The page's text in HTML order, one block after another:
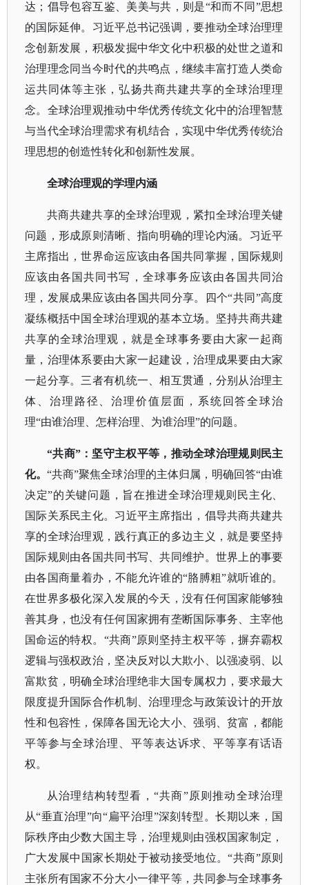
达；倡导包容互鉴、美美与共，则是“和而不同”思想
的国际延伸。习近平总书记强调，要推动全球治理理
念创新发展，积极发掘中华文化中积极的处世之道和
治理理念同当今时代的共鸣点，继续丰富打造人类命
运共同体等主张，弘扬共商共建共享的全球治理理
念。全球治理观推动中华优秀传统文化中的治理智慧
与当代全球治理需求有机结合，实现中华优秀传统治
理思想的创造性转化和创新性发展。
全球治理观的学理内涵
共商共建共享的全球治理观，紧扣全球治理关键
问题，形成原则清晰、指向明确的理论内涵。习近平
主席指出，世界命运应该由各国共同掌握，国际规则
应该由各国共同书写，全球事务应该由各国共同治
理，发展成果应该由各国共同分享。四个“共同”高度
凝练概括中国全球治理观的基本立场。坚持共商共建
共享的全球治理观，就是全球事务要由大家一起商
量，治理体系要由大家一起建设，治理成果要由大家
一起分享。三者有机统一、相互贯通，分别从治理主
体、治理路径、治理价值层面，系统回答全球治
理“由谁治理、怎样治理、为谁治理”的问题。
“共商”：坚守主权平等，推动全球治理规则民主
化。“共商”聚焦全球治理的主体归属，明确回答“由谁
决定”的关键问题，旨在推进全球治理规则民主化、
国际关系民主化。习近平主席指出，倡导共商共建共
享的全球治理观，践行真正的多边主义，就是要坚持
国际规则由各国共同书写、共同维护。世界上的事要
由各国商量着办，不能允许谁的“胳膊粗”就听谁的。
在世界多极化深入发展的今天，没有任何国家能够独
善其身，也没有任何国家拥有垄断国际事务、主宰他
国命运的特权。“共商”原则坚持主权平等，摒弃霸权
逻辑与强权政治，坚决反对以大欺小、以强凌弱、以
富欺贫，明确全球治理绝非大国专属权力，要求最大
限度提升国际合作机制、治理理念与政策设计的开放
性和包容性，保障各国无论大小、强弱、贫富，都能
平等参与全球治理、平等表达诉求、平等享有话语
权。
从治理结构转型看， “共商”原则推动全球治理
从“垂直治理”向“扁平治理”深刻转型。长期以来，国
际秩序由少数大国主导，治理规则由强权国家制定，
广大发展中国家长期处于被动接受地位。“共商”原则
主张所有国家不分大小一律平等，共同参与全球事务